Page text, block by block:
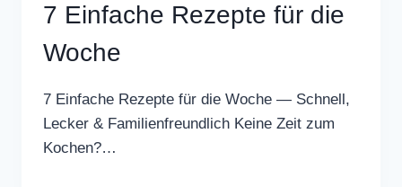
7 Einfache Rezepte für die
Woche
7 Einfache Rezepte für die Woche — Schnell,
Lecker & Familienfreundlich Keine Zeit zum
Kochen?…